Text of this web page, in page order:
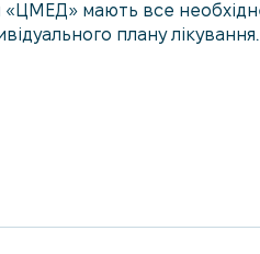
мають все
плану лікування.